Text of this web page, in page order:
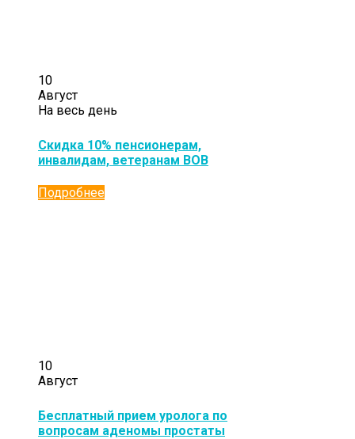
10
Август
На весь день
Скидка 10% пенсионерам,
инвалидам, ветеранам ВОВ
Подробнее
10
Август
Бесплатный прием уролога по
вопросам аденомы простаты